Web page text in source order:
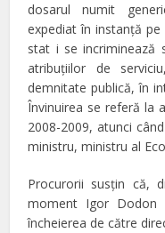
dosarul numit
expediat în instanţă
stat i se incriminează
atribuțiilor de
demnitate publică, în
Învinuirea se referă la
2008-2009, atunci
ministru, ministru al
Procurorii susţin că,
moment Igor Dodon
încheierea de către